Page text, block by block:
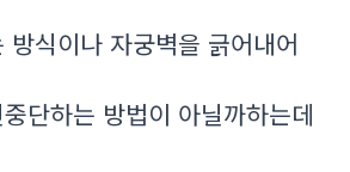
방식이나 자궁벽을 긁어내어
단하는 방법이 아닐까하는데